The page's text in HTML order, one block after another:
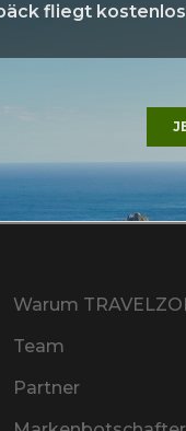
Warum
Team
Partner
fliegt